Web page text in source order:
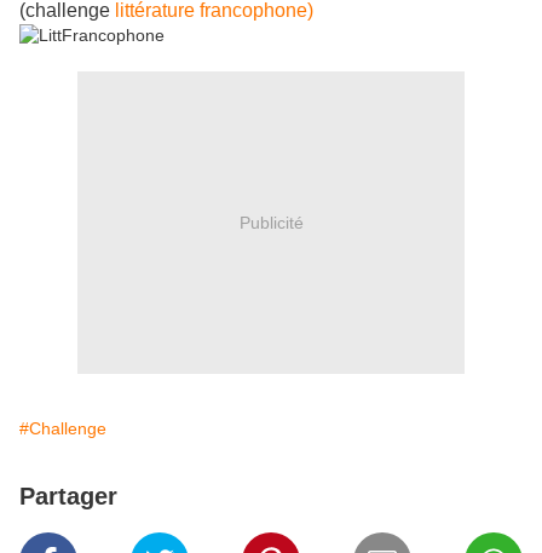
(challenge littérature francophone)
Publicité
#Challenge
Partager